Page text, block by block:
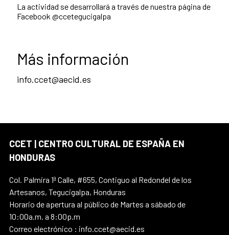
La actividad se desarrollará a través de nuestra página de
Facebook @ccetegucigalpa
Más información
info.ccet@aecid.es
CCET | CENTRO CULTURAL DE ESPAÑA EN
HONDURAS
Col. Palmira 1ª Calle, #655, Contiguo al Redondel de los
Artesanos, Tegucigalpa, Honduras
Horario de apertura al público de Martes a sábado de
10:00a.m. a 8:00p.m
Correo electrónico : info.ccet@aecid.es